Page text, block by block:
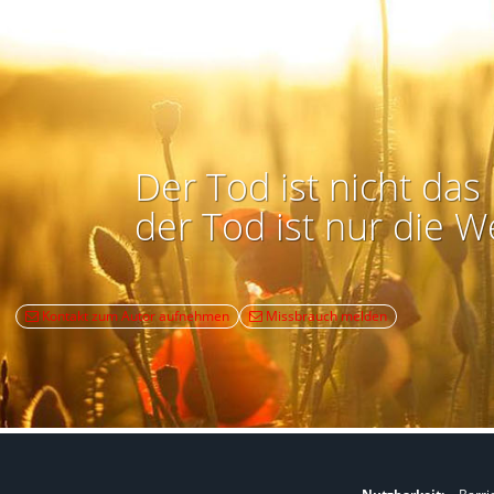
Der Tod ist nicht
der Tod ist nur die
Kontakt zum Autor aufnehmen Missbrauch melden